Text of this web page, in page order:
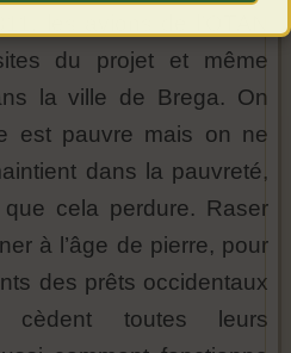
du projet et même
la ville de Brega. On
est pauvre mais on ne
dans la pauvreté,
cela perdure. Raser
à l’âge de pierre, pour
des prêts occidentaux
toutes leurs